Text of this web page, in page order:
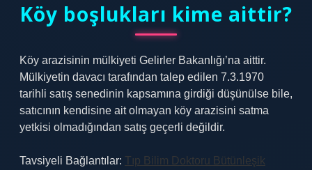
Köy boşlukları kime aittir?
Köy arazisinin mülkiyeti Gelirler Bakanlığı’na aittir.
Mülkiyetin davacı tarafından talep edilen 7.3.1970
tarihli satış senedinin kapsamına girdiği düşünülse bile,
satıcının kendisine ait olmayan köy arazisini satma
yetkisi olmadığından satış geçerli değildir.
Tavsiyeli Bağlantılar: Tıp Bilim Doktoru Bütünleşik